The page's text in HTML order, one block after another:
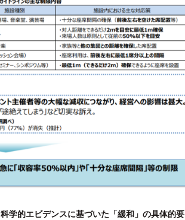
科学的エビデンスに基づいた「緩和」の具体的要